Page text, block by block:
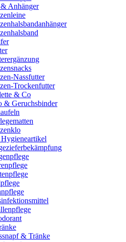
Anhänger
Nassfutter
Trockenfutter
& Co
& Geruchsbinder
& Tränke